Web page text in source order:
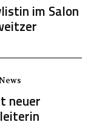
im Salon
neuer